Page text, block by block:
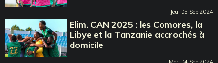
Jeu, 05 Sep 2024
Elim. CAN 2025 : les Comores, la
Libye et la Tanzanie accrochés à
domicile
Mer, 04 Sep 2024